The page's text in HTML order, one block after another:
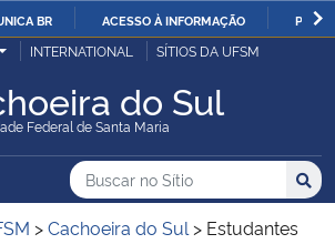
IR
O
BR ACESSO À INFORMAÇÃO
Pública
INTERNATIONAL SÍTIOS DA UFSM
do Sul
Federal de Santa Maria
do Sítio
Busca
Buscar no no Sítio
Busca:
>Cachoeira do Sul > Estudantes